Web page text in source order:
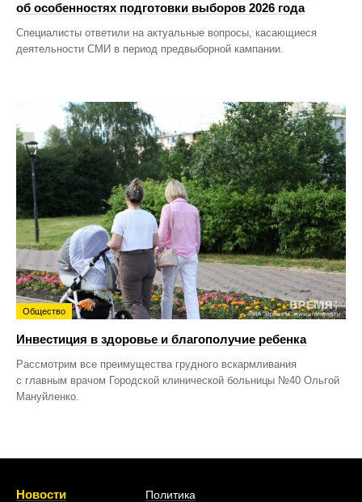
об особенностях подготовки выборов 2026 года
Специалисты ответили на актуальные вопросы, касающиеся
деятельности СМИ в период предвыборной кампании.
Общество
Инвестиция в здоровье и благополучие ребенка
Рассмотрим все преимущества грудного вскармливания
с главным врачом Городской клинической больницы №40 Ольгой
Мануйленко.
Новости
Политика